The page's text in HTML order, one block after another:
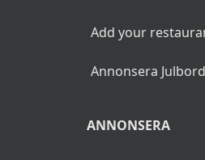
Add your
Annonsera
ANNONSERA